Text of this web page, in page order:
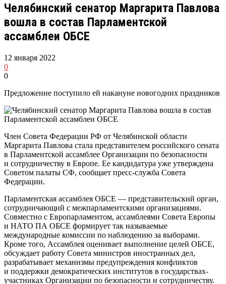
Челябинский сенатор Маргарита Павлова
вошла в состав Парламентской
ассамблеи ОБСЕ
12 января 2022
0
0
Предложение поступило ей накануне новогодних праздников
Член Совета Федерации РФ от Челябинской области
Маргарита Павлова стала представителем российского сената
в Парламентской ассамблее Организации по безопасности
и сотрудничеству в Европе. Ее кандидатура уже утверждена
Советом палаты СФ, сообщает пресс-служба Совета
Федерации.
Парламентская ассамблея ОБСЕ — представительский орган,
сотрудничающий с межпарламентскими организациями.
Совместно с Европарламентом, ассамблеями Совета Европы
и НАТО ПА ОБСЕ формирует так называемые
международные комиссии по наблюдению за выборами.
Кроме того, Ассамблея оценивает выполнение целей ОБСЕ,
обсуждает работу Совета министров иностранных дел,
разрабатывает механизмы предупреждения конфликтов
и поддержки демократических институтов в государствах-
участниках Организации по безопасности и сотрудничеству.